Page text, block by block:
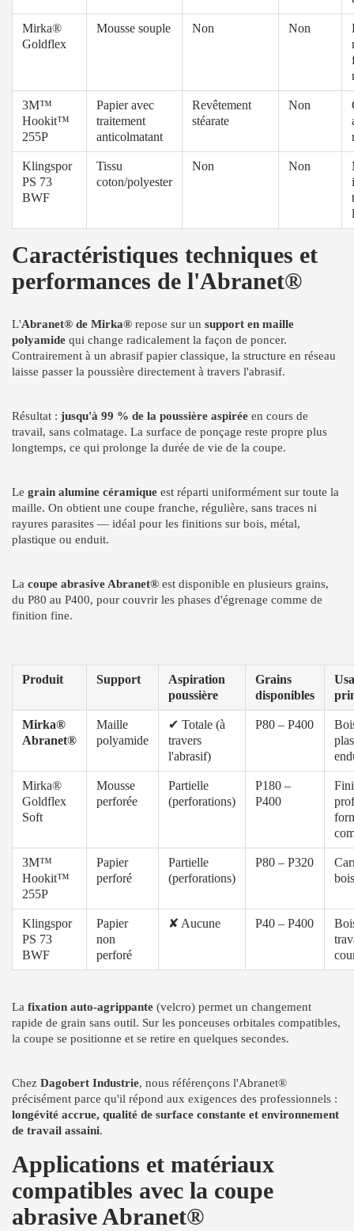
Mirka®
Goldflex
Mousse souple Non Non
3M™
Hookit™
255P
Papier avec
traitement
anticolmatant
Revêtement
stéarate
Non
Klingspor
PS 73
BWF
Tissu
coton/polyester
Non Non
Caractéristiques techniques et
performances de l'Abranet®
L'Abranet® de Mirka® repose sur un support en maille
polyamide qui change radicalement la façon de poncer.
Contrairement à un abrasif papier classique, la structure en réseau
laisse passer la poussière directement à travers l'abrasif.
Résultat : jusqu'à 99 % de la poussière aspirée en cours de
travail, sans colmatage. La surface de ponçage reste propre plus
longtemps, ce qui prolonge la durée de vie de la coupe.
Le grain alumine céramique est réparti uniformément sur toute la
maille. On obtient une coupe franche, régulière, sans traces ni
rayures parasites — idéal pour les finitions sur bois, métal,
plastique ou enduit.
La coupe abrasive Abranet® est disponible en plusieurs grains,
du P80 au P400, pour couvrir les phases d'égrenage comme de
finition fine.
Produit Support
Aspiration
poussière
Grains
disponibles
Mirka®
Abranet®
Maille
polyamide
✔ Totale (à
travers
l'abrasif)
P80 – P400
Mirka®
Goldflex
Soft
Mousse
perforée
Partielle
(perforations)
P180 –
P400
3M™
Hookit™
255P
Papier
perforé
Partielle
(perforations)
P80 – P320
bois
Klingspor
PS 73
BWF
Papier
non
perforé
✘ Aucune P40 – P400
La fixation auto-agrippante (velcro) permet un changement
rapide de grain sans outil. Sur les ponceuses orbitales compatibles,
la coupe se positionne et se retire en quelques secondes.
Chez Dagobert Industrie, nous référençons l'Abranet®
précisément parce qu'il répond aux exigences des professionnels :
longévité accrue, qualité de surface constante et environnement
de travail assaini.
Applications et matériaux
compatibles avec la coupe
abrasive Abranet®